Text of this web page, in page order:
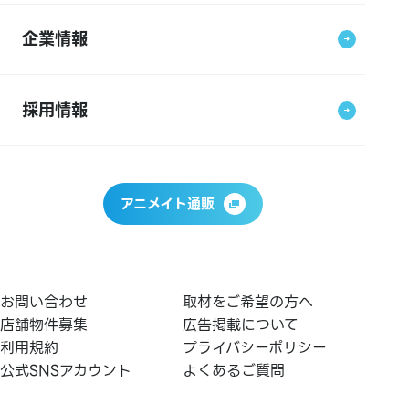
企業情報
採用情報
アニメイト通販
お問い合わせ
取材をご希望の方へ
店舗物件募集
広告掲載について
利用規約
プライバシーポリシー
公式SNSアカウント
よくあるご質問